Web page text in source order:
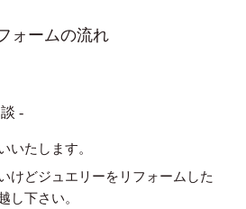
ォームの流れ
-
いたします。
けどジュエリーをリフォームした
し下さい。